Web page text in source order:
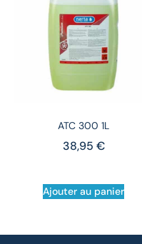
ATC 300 1L
38,95 €
Ajouter au panier